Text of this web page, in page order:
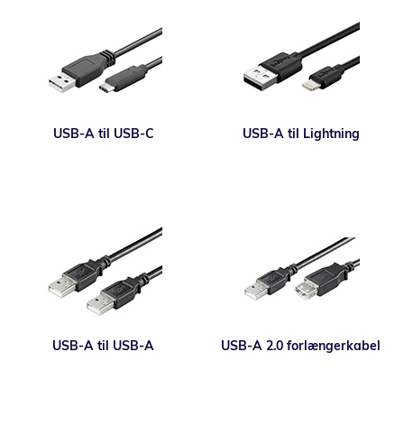
USB-A til USB-C USB-A til Lightning
USB-A til USB-A USB-A 2.0 forlængerkabel